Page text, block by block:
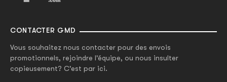
CONTACTER GMD
Vous souhaitez nous contacter pour des envois
promotionnels, rejoindre l'équipe, ou nous insulter
copieusement? C'est par ici.